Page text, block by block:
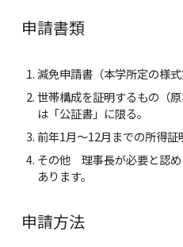
申請書類
減免申請書（本学所定の様式
世帯構成を証明するもの
は「公証書」に限る。
前年1月～12月までの所
その他 理事長が必要と認
あります。
申請方法